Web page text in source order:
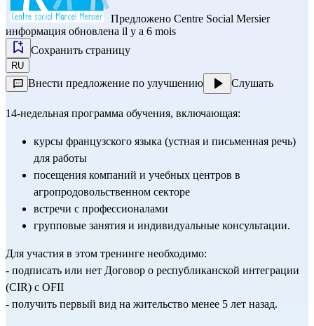
Предложено Centre Social Mersier
информация обновлена il y a 6 mois
Сохранить страницу
RU
Внести предложение по улучшению Слушать
14-недельная программа обучения, включающая:
курсы французского языка (устная и письменная речь)
для работы
посещения компаний и учебных центров в
агропродовольственном секторе
встречи с профессионалами
групповые занятия и индивидуальные консультации.
Для участия в этом тренинге необходимо:
- подписать или нет Договор о республиканской интеграции
(CIR) с OFII
- получить первый вид на жительство менее 5 лет назад.